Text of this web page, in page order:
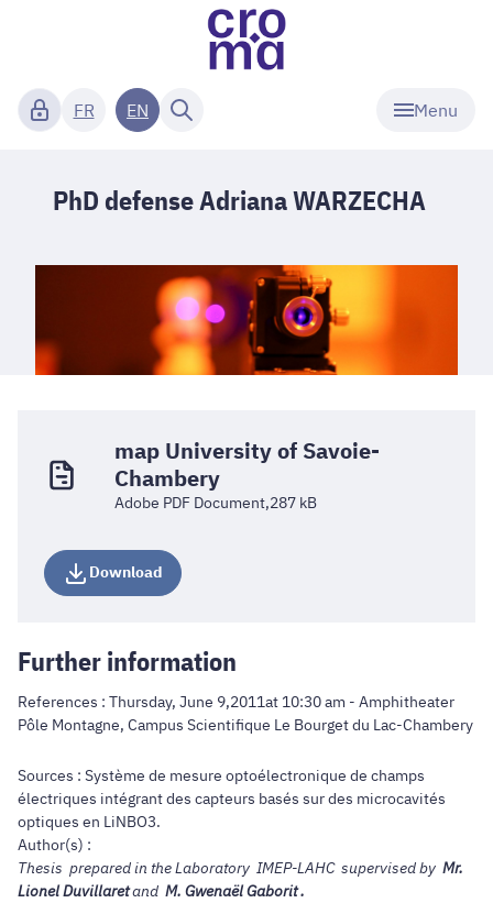
Menu
FR EN
PhD defense Adriana WARZECHA
map University of Savoie-
Chambery
Adobe PDF Document,287 kB
Download
Further information
References : Thursday, June 9,2011at 10:30 am - Amphitheater
Pôle Montagne, Campus Scientifique Le Bourget du Lac-Chambery
Sources : Système de mesure optoélectronique de champs
électriques intégrant des capteurs basés sur des microcavités
optiques en LiNBO3.
Author(s) :
Thesis prepared in the Laboratory IMEP-LAHC supervised by Mr.
Lionel Duvillaretand M. Gwenaël Gaborit .